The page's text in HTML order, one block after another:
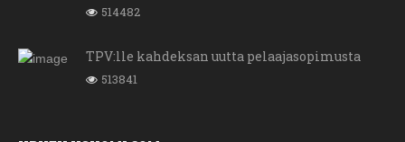
514482
TPV:lle kahdeksan uutta pelaajasopimusta
513841